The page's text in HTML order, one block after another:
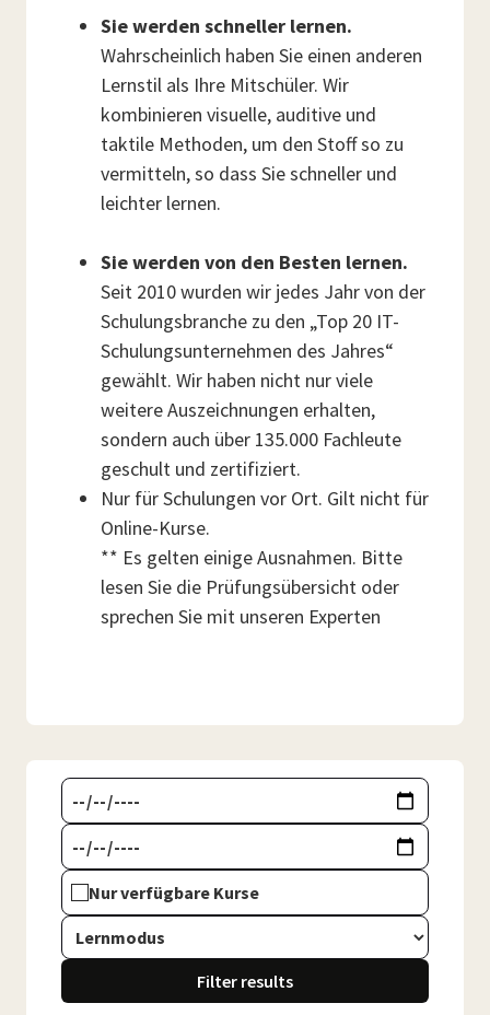
Sie werden schneller lernen.
Wahrscheinlich haben Sie einen anderen
Lernstil als Ihre Mitschüler. Wir
kombinieren visuelle, auditive und
taktile Methoden, um den Stoff so zu
vermitteln, so dass Sie schneller und
leichter lernen.
Sie werden von den Besten lernen.
Seit 2010 wurden wir jedes Jahr von der
Schulungsbranche zu den „Top 20 IT-
Schulungsunternehmen des Jahres“
gewählt. Wir haben nicht nur viele
weitere Auszeichnungen erhalten,
sondern auch über 135.000 Fachleute
geschult und zertifiziert.
Nur für Schulungen vor Ort. Gilt nicht für
Online-Kurse.
** Es gelten einige Ausnahmen. Bitte
lesen Sie die Prüfungsübersicht oder
sprechen Sie mit unseren Experten
Nur verfügbare Kurse
Filter results